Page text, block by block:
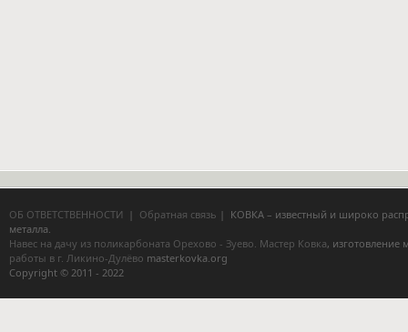
ОБ ОТВЕТСТВЕННОСТИ | Обратная связь | КОВКА – известный и широко
металла.
Навес на дачу из поликарбоната Орехово - Зуево. Мастер Ковка, изготовление
работы в г. Ликино-Дулёво masterkovka.org
Copyright © 2011 - 2022